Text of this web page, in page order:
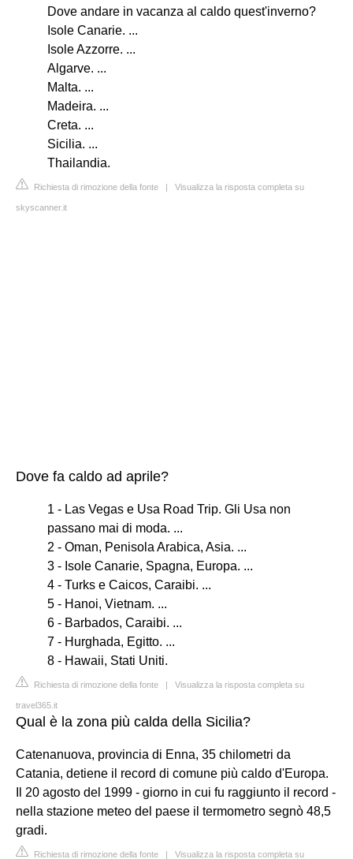
Dove andare in vacanza al caldo quest'inverno?
Isole Canarie. ...
Isole Azzorre. ...
Algarve. ...
Malta. ...
Madeira. ...
Creta. ...
Sicilia. ...
Thailandia.
Richiesta di rimozione della fonte | Visualizza la risposta completa su
skyscanner.it
Dove fa caldo ad aprile?
1 - Las Vegas e Usa Road Trip. Gli Usa non
passano mai di moda. ...
2 - Oman, Penisola Arabica, Asia. ...
3 - Isole Canarie, Spagna, Europa. ...
4 - Turks e Caicos, Caraibi. ...
5 - Hanoi, Vietnam. ...
6 - Barbados, Caraibi. ...
7 - Hurghada, Egitto. ...
8 - Hawaii, Stati Uniti.
Richiesta di rimozione della fonte | Visualizza la risposta completa su
travel365.it
Qual è la zona più calda della Sicilia?
Catenanuova, provincia di Enna, 35 chilometri da
Catania, detiene il record di comune più caldo d'Europa.
Il 20 agosto del 1999 - giorno in cui fu raggiunto il record -
nella stazione meteo del paese il termometro segnò 48,5
gradi.
Richiesta di rimozione della fonte | Visualizza la risposta completa su